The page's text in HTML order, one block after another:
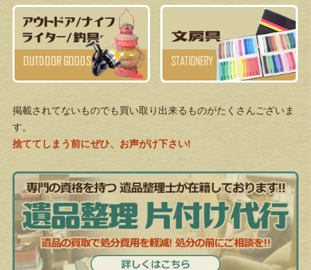
掲載されてないものでも買い取り出来るものがたくさんございま
す。
捨ててしまう前にぜひ、お声がけ下さい!